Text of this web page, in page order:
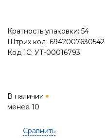
Кратность упаковки: 54
Штрих код: 6942007630542
Код 1С: УТ-00016793
В наличии
менее 10
Сравнить